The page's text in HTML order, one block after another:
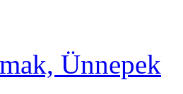
Ünnepek